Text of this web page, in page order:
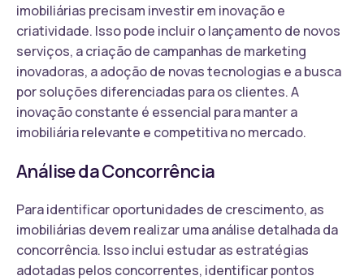
imobiliárias precisam investir em inovação e
criatividade. Isso pode incluir o lançamento de novos
serviços, a criação de campanhas de marketing
inovadoras, a adoção de novas tecnologias e a busca
por soluções diferenciadas para os clientes. A
inovação constante é essencial para manter a
imobiliária relevante e competitiva no mercado.
Análise da Concorrência
Para identificar oportunidades de crescimento, as
imobiliárias devem realizar uma análise detalhada da
concorrência. Isso inclui estudar as estratégias
adotadas pelos concorrentes, identificar pontos